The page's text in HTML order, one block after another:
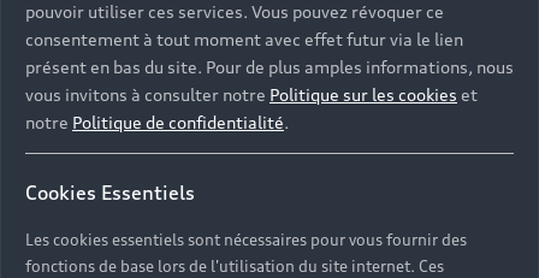
pouvoir utiliser ces services. Vous pouvez révoquer ce
consentement à tout moment avec effet futur via le lien
présent en bas du site. Pour de plus amples informations, nous
vous invitons à consulter notre Politique sur les cookies et
notre Politique de confidentialité.
Cookies Essentiels
Les cookies essentiels sont nécessaires pour vous fournir des
fonctions de base lors de l'utilisation du site internet. Ces